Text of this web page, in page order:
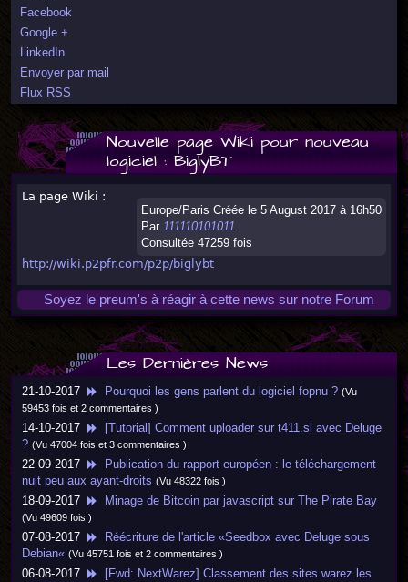
Facebook
Google +
LinkedIn
Envoyer par mail
Flux RSS
Nouvelle page Wiki pour nouveau
logiciel : BiglyBT
Europe/Paris Créée le 5 August 2017 à 16h50
Par 111110101011
Consultée 47259 fois
La page Wiki :
http://wiki.p2pfr.com/p2p/biglybt
Soyez le preum's à réagir à cette news sur notre Forum
Les Dernières News
21-10-2017 Pourquoi les gens parlent du logiciel fopnu ? (Vu
59453 fois et 2 commentaires )
14-10-2017
[Tutorial] Comment uploader sur t411.si avec Deluge
? (Vu 47004 fois et 3 commentaires )
22-09-2017
Publication du rapport européen : le téléchargement
nuit peu aux ayant-droits (Vu 48322 fois )
18-09-2017 Minage de Bitcoin par javascript sur The Pirate Bay
(Vu 49609 fois )
07-08-2017
Réécriture de l'article «Seedbox avec Deluge sous
Debian« (Vu 45751 fois et 2 commentaires )
06-08-2017
[Fwd: NextWarez] Classement des sites warez les